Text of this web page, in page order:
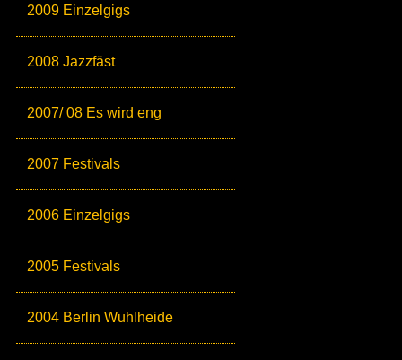
2009 Einzelgigs
2008 Jazzfäst
2007/ 08 Es wird eng
2007 Festivals
2006 Einzelgigs
2005 Festivals
2004 Berlin Wuhlheide